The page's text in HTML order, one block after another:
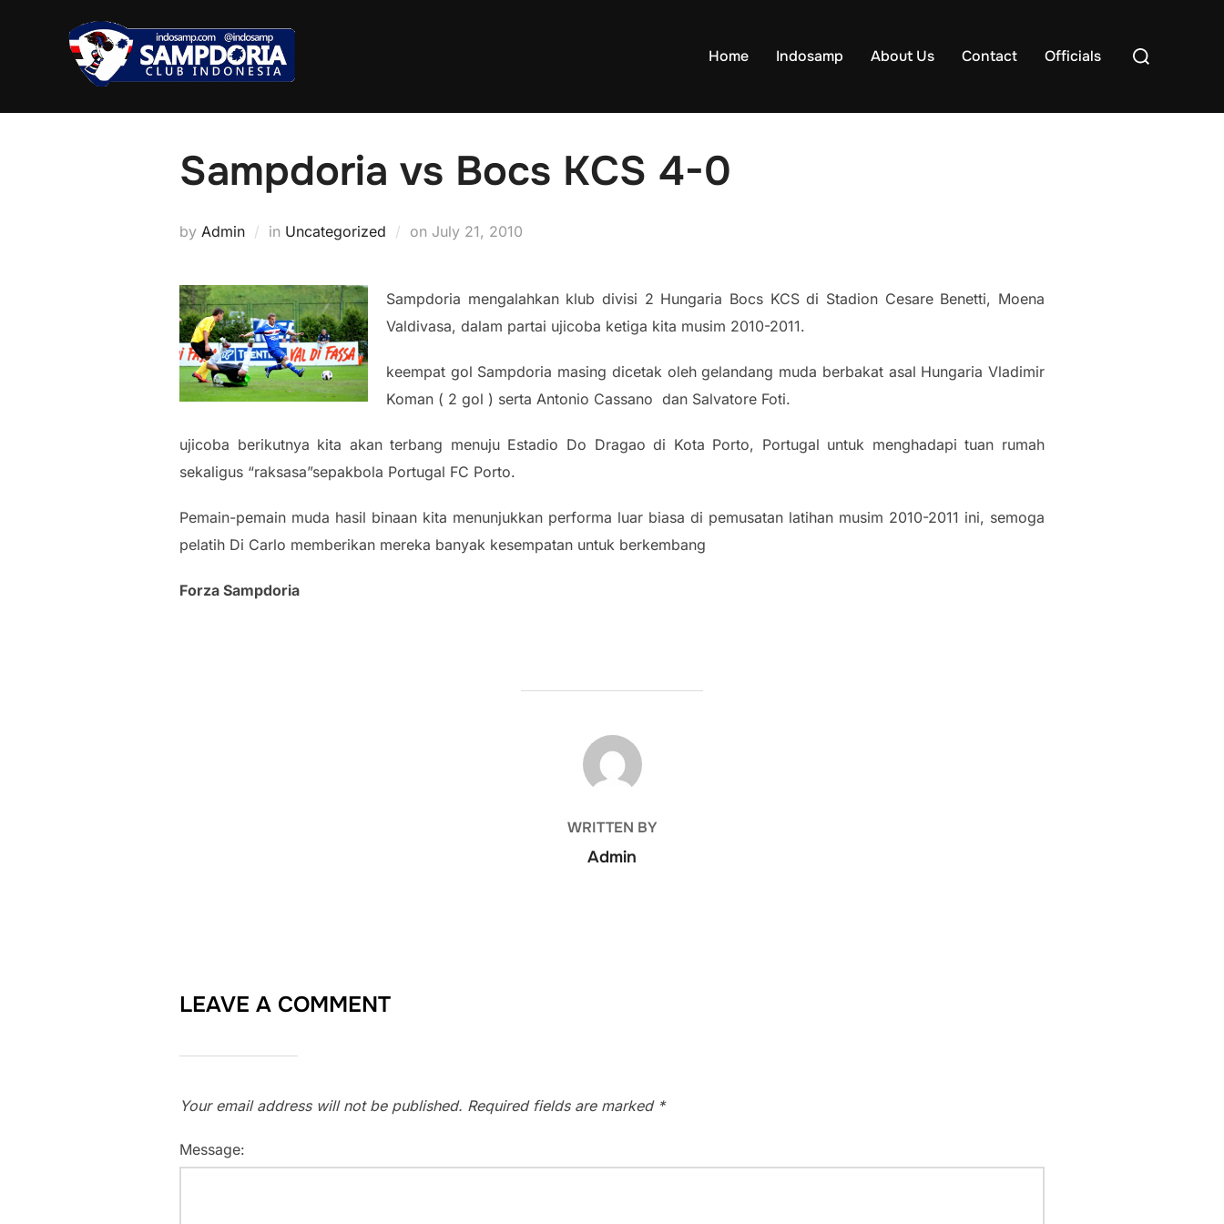
Home Indosamp About Us Contact Officials
Search
Sampdoria vs Bocs KCS 4-0
by Admin in Uncategorized on Posted
July 21, 2010
Sampdoria mengalahkan klub divisi 2 Hungaria Bocs KCS di Stadion Cesare Benetti, Moena
Valdivasa, dalam partai ujicoba ketiga kita musim 2010-2011.
keempat gol Sampdoria masing dicetak oleh gelandang muda berbakat asal Hungaria Vladimir
Koman ( 2 gol ) serta Antonio Cassano dan Salvatore Foti.
ujicoba berikutnya kita akan terbang menuju Estadio Do Dragao di Kota Porto, Portugal untuk menghadapi tuan rumah
sekaligus “raksasa”sepakbola Portugal FC Porto.
Pemain-pemain muda hasil binaan kita menunjukkan performa luar biasa di pemusatan latihan musim 2010-2011 ini, semoga
pelatih Di Carlo memberikan mereka banyak kesempatan untuk berkembang
Forza Sampdoria
POST AUTHOR
WRITTEN BY
Admin
LEAVE A COMMENT
Your email address will not be published. Required fields are marked *
Message: